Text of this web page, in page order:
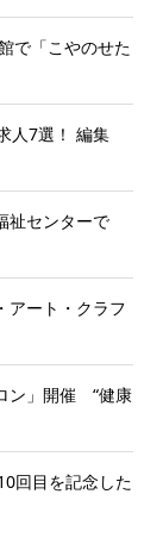
で「こやのせた
人7選！ 編集
祉センターで
アート・クラフ
ン」開催 “健康
回目を記念した